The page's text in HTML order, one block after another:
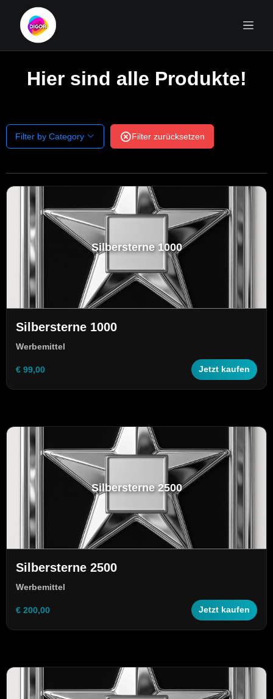
Hier sind alle Produkte!
Filter by Category Filter zurücksetzen
Silbersterne 1000
Silbersterne 1000
Werbemittel
€ 99,00 Jetzt kaufen
Silbersterne 2500
Silbersterne 2500
Werbemittel
€ 200,00 Jetzt kaufen